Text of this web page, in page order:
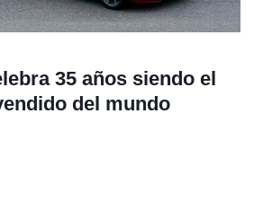
35 años siendo el
del mundo